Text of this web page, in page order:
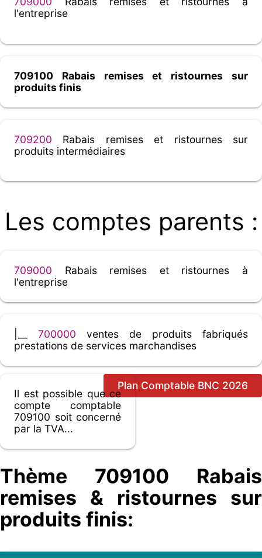
l'entreprise
709100 Rabais remises et ristournes sur
produits finis
709200 Rabais remises et ristournes sur
produits intermédiaires
Les comptes parents :
709000 Rabais remises et ristournes à
l'entreprise
700000 ventes de produits fabriqués
prestations de services marchandises
Plan Comptable BNC 2026
Il est possible que ce
compte comptable
709100 soit concerné
par la TVA...
Thème 709100 Rabais
remises & ristournes sur
produits finis: